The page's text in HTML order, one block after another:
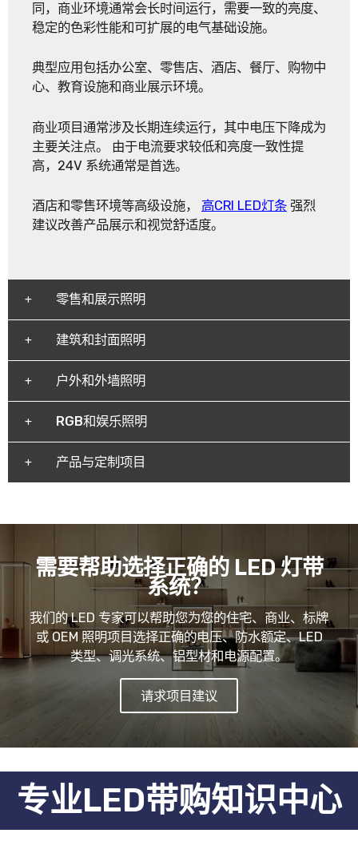
同，商业环境通常会长时间运行，需要一致的亮度、
稳定的色彩性能和可扩展的电气基础设施。
典型应用包括办公室、零售店、酒店、餐厅、购物中
心、教育设施和商业展示环境。
商业项目通常涉及长期连续运行，其中电压下降成为
主要关注点。 由于电流要求较低和亮度一致性提
高，24V 系统通常是首选。
酒店和零售环境等高级设施， 高CRI LED灯条 强烈
建议改善产品展示和视觉舒适度。
零售和展示照明
建筑和封面照明
户外和外墙照明
RGB和娱乐照明
产品与定制项目
需要帮助选择正确的 LED 灯带
系统？
我们的 LED 专家可以帮助您为您的住宅、商业、标牌
或 OEM 照明项目选择正确的电压、防水额定、LED
类型、调光系统、铝型材和电源配置。
请求项目建议
专业LED带购知识中心